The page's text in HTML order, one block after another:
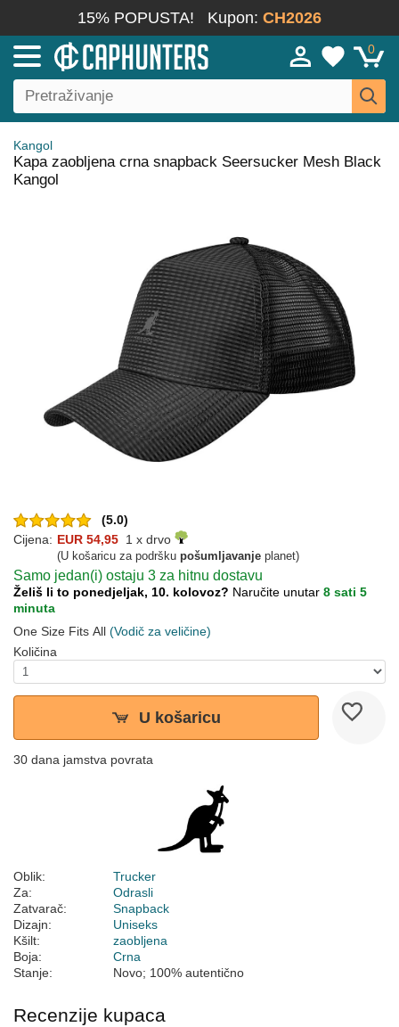
15% POPUSTA! Kupon: CH2026
0
Kangol
Kapa zaobljena crna snapback Seersucker Mesh Black
Kangol
(5.0)
Cijena: EUR 54,95 1 x drvo
(U košaricu za podršku pošumljavanje planet)
Samo jedan(i) ostaju 3 za hitnu dostavu
Želiš li to ponedjeljak, 10. kolovoz? Naručite unutar 8 sati 5
minuta
One Size Fits All (Vodič za veličine)
Količina
U košaricu
30 dana jamstva povrata
Oblik:
Trucker
Za:
Odrasli
Zatvarač:
Snapback
Dizajn:
Uniseks
Kšilt:
zaobljena
Boja:
Crna
Stanje:
Novo; 100% autentično
Recenzije kupaca